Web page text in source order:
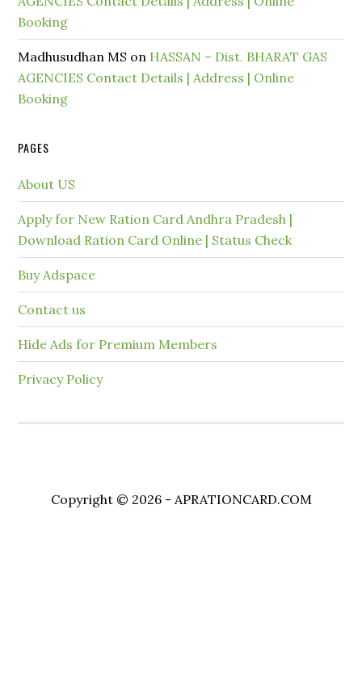
Booking
Madhusudhan MS on HASSAN – Dist. BHARAT GAS
AGENCIES Contact Details | Address | Online
Booking
PAGES
About US
Apply for New Ration Card Andhra Pradesh |
Download Ration Card Online | Status Check
Buy Adspace
Contact us
Hide Ads for Premium Members
Privacy Policy
Copyright © 2026 - APRATIONCARD.COM